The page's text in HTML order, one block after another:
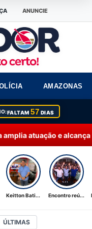
ANUNCIE
AMAZONAS
FALTAM57 DIAS
92% dos
Keitton Bati... Encontro reú...
ÚLTIMAS